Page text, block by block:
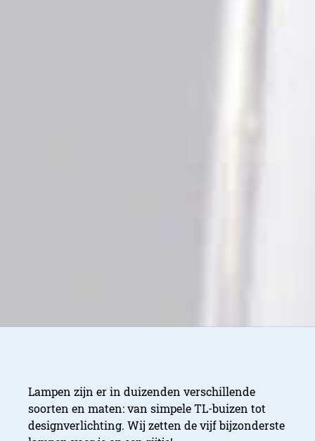
Lampen zijn er in duizenden verschillende
soorten en maten: van simpele TL-buizen tot
designverlichting. Wij zetten de vijf bijzonderste